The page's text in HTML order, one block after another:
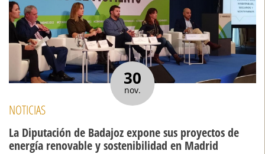
30
nov.
NOTICIAS
La Diputación de Badajoz expone sus proyectos de
energía renovable y sostenibilidad en Madrid